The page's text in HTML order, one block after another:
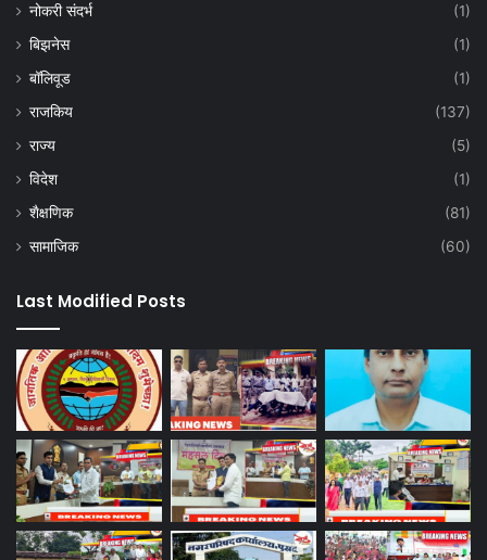
नोकरी संदर्भ
(1)
बिझनेस
(1)
बॉलिवूड
(1)
राजकिय
(137)
राज्य
(5)
विदेश
(1)
शैक्षणिक
(81)
सामाजिक
(60)
Last Modified Posts